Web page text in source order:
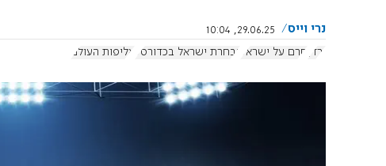
נרי וייס
29.06.25, 10:04
ירדן
חרם על ישראל נבחרת ישראל בכדורסל אליפות העולם